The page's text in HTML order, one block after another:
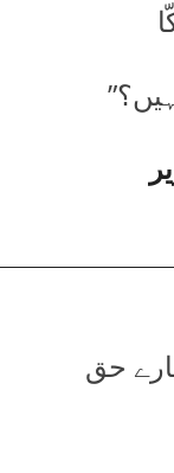
سارے حق